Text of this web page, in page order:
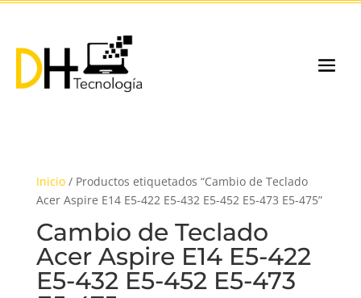
Inicio/ Productos etiquetados “Cambio de Teclado
Acer Aspire E14 E5-422 E5-432 E5-452 E5-473 E5-475”
Cambio de Teclado
Acer Aspire E14 E5-422
E5-432 E5-452 E5-473